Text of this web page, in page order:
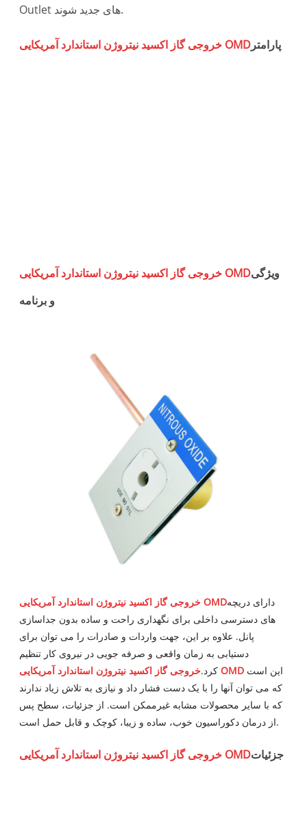
Outlet های جدید شوند.
خروجی گاز اکسید نیتروژن استاندارد آمریکایی OMDپارامتر
خروجی گاز اکسید نیتروژن استاندارد آمریکایی OMDویژگی
و برنامه
خروجی گاز اکسید نیتروژن استاندارد آمریکایی OMDدارای دریچه
های دسترسی داخلی برای نگهداری راحت و ساده بدون جداسازی
پانل. علاوه بر این، جهت واردات و صادرات را می توان برای
دستیابی به زمان واقعی و صرفه جویی در نیروی کار تنظیم
کرد. خروجی گاز اکسید نیتروژن استاندارد آمریکایی OMD این است
که می توان آنها را با یک دست فشار داد و نیازی به تلاش زیاد ندارند
که با سایر محصولات مشابه غیرممکن است. از جزئیات، سطح پس
از درمان دکوراسیون خوب، ساده و زیبا، کوچک و قابل حمل است.
خروجی گاز اکسید نیتروژن استاندارد آمریکایی OMDجزئیات